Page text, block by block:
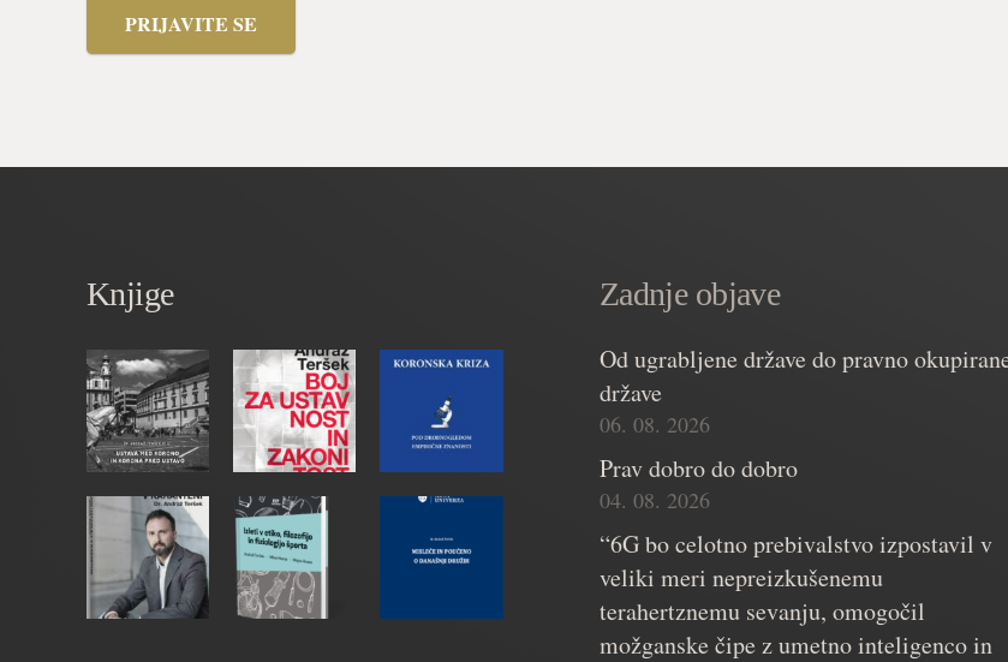
PRIJAVITE SE
Knjige Zadnje objave
Od ugrabljene države do pravno
države
06. 08. 2026
Prav dobro do dobro
04. 08. 2026
“6G bo celotno prebivalstvo izpostavil v
veliki meri nepreizkušenemu
terahertznemu sevanju, omogočil
možganske čipe z umetno inteligenco in